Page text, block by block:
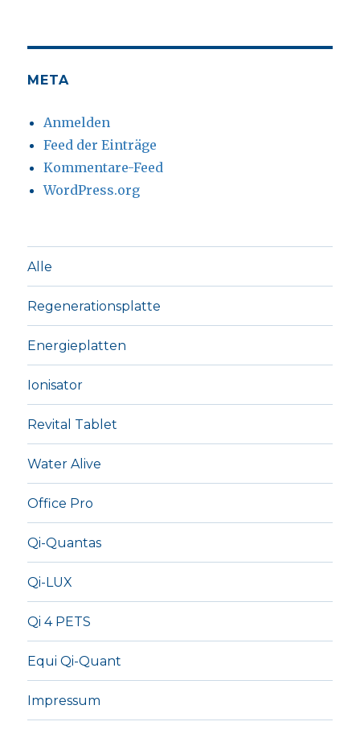
META
Anmelden
Feed der Einträge
Kommentare-Feed
WordPress.org
Alle
Regenerationsplatte
Energieplatten
Ionisator
Revital Tablet
Water Alive
Office Pro
Qi-Quantas
Qi-LUX
Qi 4 PETS
Equi Qi-Quant
Impressum